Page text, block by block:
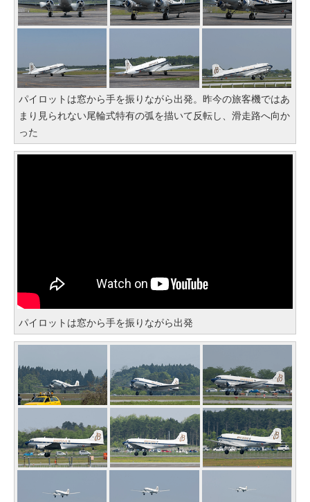
パイロットは窓から手を振りながら出発。昨今の旅客機ではあ
まり見られない尾輪式特有の弧を描いて反転し、滑走路へ向か
った
パイロットは窓から手を振りながら出発